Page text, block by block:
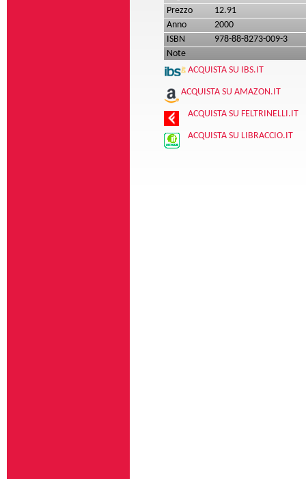
Prezzo
12.91
Anno
2000
ISBN
978-88-8273-009-3
Note
ACQUISTA SU IBS.IT
ACQUISTA SU AMAZON.IT
ACQUISTA SU FELTRINELLI.IT
ACQUISTA SU LIBRACCIO.IT